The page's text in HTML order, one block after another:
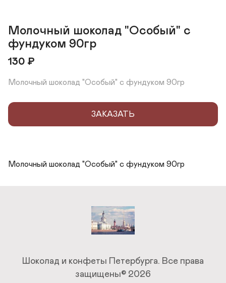
Молочный шоколад "Особый" с
фундуком 90гр
130 ₽
Молочный шоколад "Особый" с фундуком 90гр
ЗАКАЗАТЬ
Молочный шоколад "Особый" с фундуком 90гр
Шоколад и конфеты Петербурга. Все права
защищены© 2026